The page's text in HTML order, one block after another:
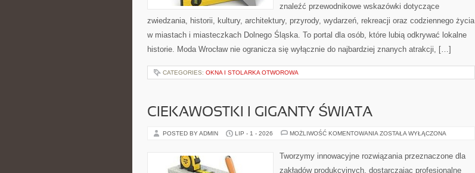
znaleźć przewodnikowe wskazówki dotyczące
zwiedzania, historii, kultury, architektury, przyrody, wydarzeń, rekreacji oraz codziennego życia
w miastach i miasteczkach Dolnego Śląska. To portal dla osób, które lubią odkrywać lokalne
historie. Moda Wrocław nie ogranicza się wyłącznie do najbardziej znanych atrakcji, […]
CATEGORIES: OKNA I STOLARKA OTWOROWA
CIEKAWOSTKI I GIGANTY ŚWIATA
POSTED BY ADMIN LIP - 1 - 2026 MOŻLIWOŚĆ KOMENTOWANIA CIEKAWOSTKI
ŚWIATA
ZOSTAŁA WYŁĄCZONA
Tworzymy innowacyjne rozwiązania przeznaczone dla
zakładów produkcyjnych, dostarczając profesjonalne